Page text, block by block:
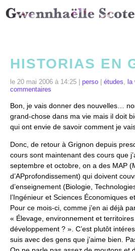
HISTORIAS EN
le 20 mai 2006 à 14:25 | perso études la
commentaires
Bon, je vais donner des nouvelles…
grand-chose dans ma vie mais il doit
qui ont envie de savoir comment je
Donc, de retour à Grignon depuis
cours sont maintenant des cours que
septembre et octobre, on a des MAP
d’APprofondissement) qui doivent
d’enseignement (Biologie,
l’Ingénieur et Sciences Économiques
Pour ce mois-ci, comme j’en ai déjà
« Élevage, environnement et
développement ? ». C’est plutôt
suis avec des gens que j’aime bien.